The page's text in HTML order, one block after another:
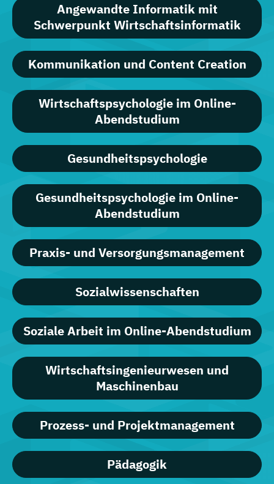
Angewandte Informatik mit
Schwerpunkt Wirtschaftsinformatik
Kommunikation und Content Creation
Wirtschaftspsychologie im Online-
Abendstudium
Gesundheitspsychologie
Gesundheitspsychologie im Online-
Abendstudium
Praxis- und Versorgungsmanagement
Sozialwissenschaften
Soziale Arbeit im Online-Abendstudium
Wirtschaftsingenieurwesen und
Maschinenbau
Prozess- und Projektmanagement
Pädagogik